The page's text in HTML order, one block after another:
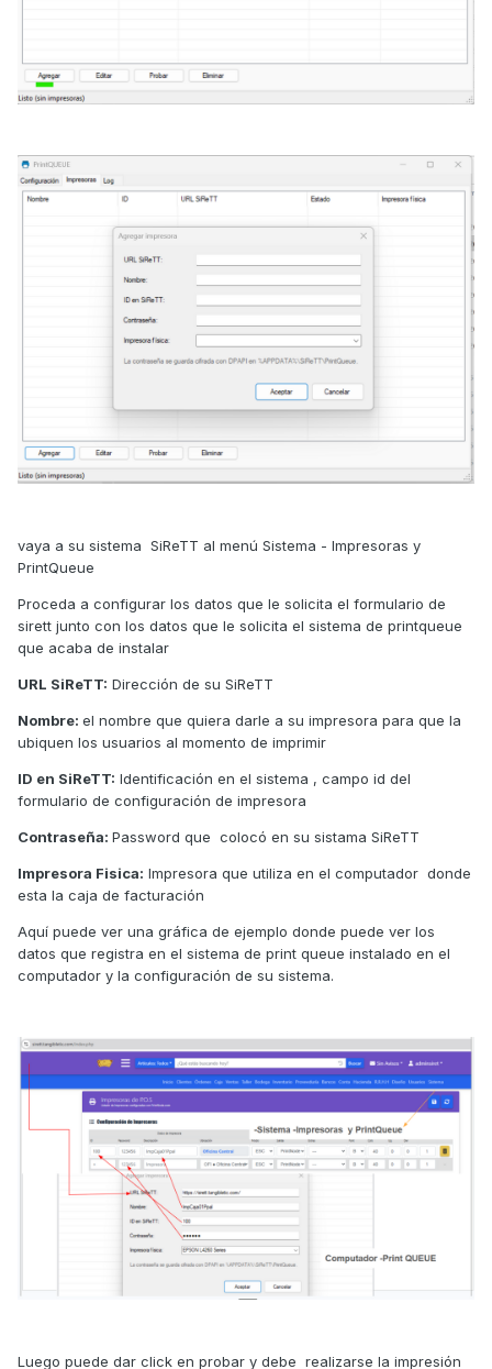
vaya a su sistema SiReTT al menú Sistema - Impresoras y
PrintQueue
Proceda a configurar los datos que le solicita el formulario de
sirett junto con los datos que le solicita el sistema de printqueue
que acaba de instalar
URL SiReTT: Dirección de su SiReTT
Nombre: el nombre que quiera darle a su impresora para que la
ubiquen los usuarios al momento de imprimir
ID en SiReTT: Identificación en el sistema , campo id del
formulario de configuración de impresora
Contraseña: Password que colocó en su sistama SiReTT
Impresora Fisica: Impresora que utiliza en el computador donde
esta la caja de facturación
Aquí puede ver una gráfica de ejemplo donde puede ver los
datos que registra en el sistema de print queue instalado en el
computador y la configuración de su sistema.
Luego puede dar click en probar y debe realizarse la impresión